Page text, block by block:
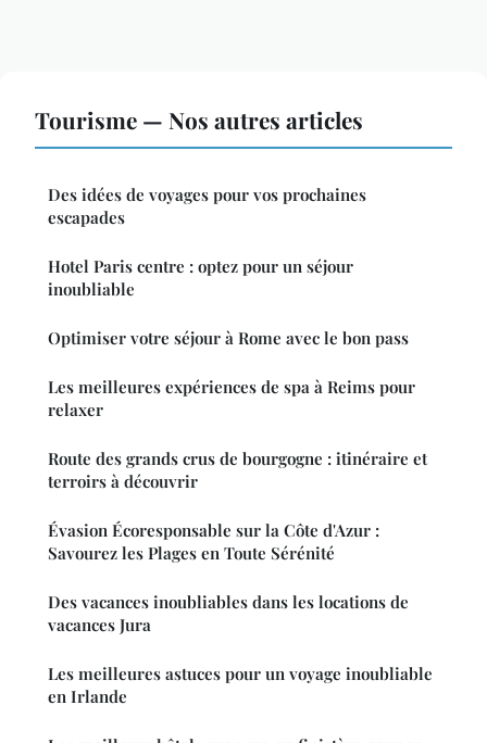
Tourisme — Nos autres articles
Des idées de voyages pour vos prochaines
escapades
Hotel Paris centre : optez pour un séjour
inoubliable
Optimiser votre séjour à Rome avec le bon pass
Les meilleures expériences de spa à Reims pour
relaxer
Route des grands crus de bourgogne : itinéraire et
terroirs à découvrir
Évasion Écoresponsable sur la Côte d'Azur :
Savourez les Plages en Toute Sérénité
Des vacances inoubliables dans les locations de
vacances Jura
Les meilleures astuces pour un voyage inoubliable
en Irlande